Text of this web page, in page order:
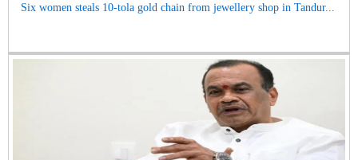
Six women steals 10-tola gold chain from jewellery shop in Tandur...